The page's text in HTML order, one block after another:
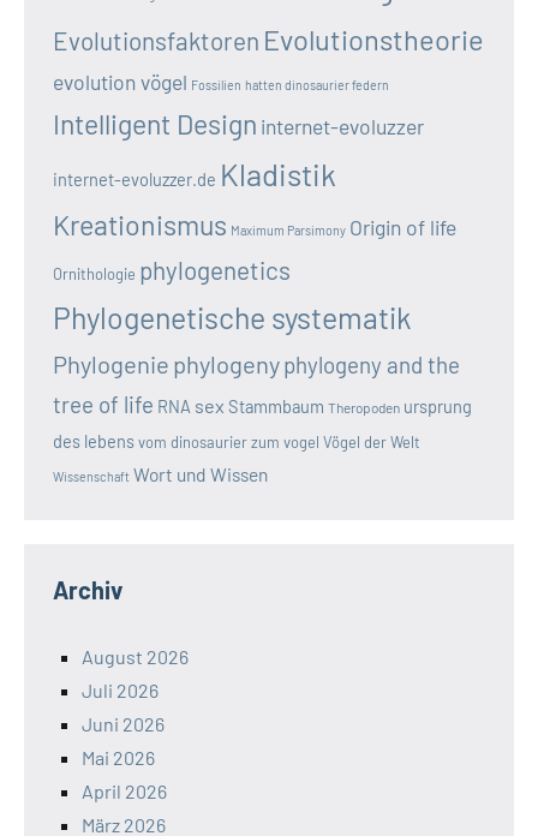
Evolutionsfaktoren Evolutionstheorie
evolution vögel Fossilien hatten dinosaurier federn
Intelligent Design internet-evoluzzer
internet-evoluzzer.de Kladistik
Kreationismus Maximum Parsimony Origin of life
Ornithologie phylogenetics
Phylogenetische systematik
Phylogenie phylogenyphylogeny and the
tree of life RNA sex Stammbaum Theropoden ursprung
des lebensvom dinosaurier zum vogel Vögel der Welt
Wissenschaft Wort und Wissen
Archiv
August 2026
Juli 2026
Juni 2026
Mai 2026
April 2026
März 2026